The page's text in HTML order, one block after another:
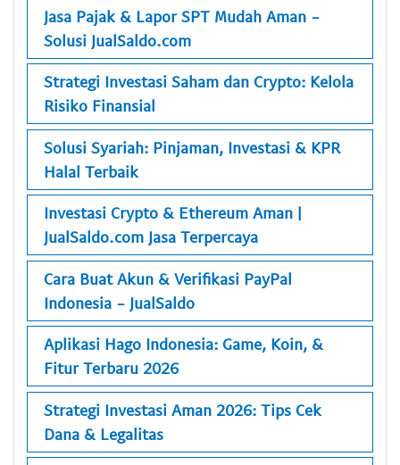
Jasa Pajak & Lapor SPT Mudah Aman -
Solusi JualSaldo.com
Strategi Investasi Saham dan Crypto: Kelola
Risiko Finansial
Solusi Syariah: Pinjaman, Investasi & KPR
Halal Terbaik
Investasi Crypto & Ethereum Aman |
JualSaldo.com Jasa Terpercaya
Cara Buat Akun & Verifikasi PayPal
Indonesia - JualSaldo
Aplikasi Hago Indonesia: Game, Koin, &
Fitur Terbaru 2026
Strategi Investasi Aman 2026: Tips Cek
Dana & Legalitas